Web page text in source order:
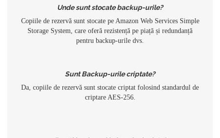
Unde sunt stocate backup-urile?
Copiile de rezervă sunt stocate pe Amazon Web Services Simple
Storage System, care oferă rezistență pe piață și redundanță
pentru backup-urile dvs.
Sunt Backup-urile criptate?
Da, copiile de rezervă sunt stocate criptat folosind standardul de
criptare AES-256.